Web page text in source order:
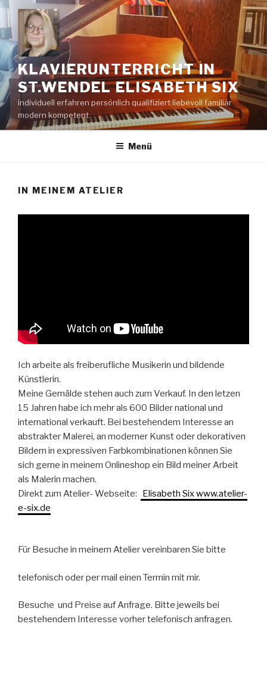
Zum
Inhalt
springen
KLAVIERUNTERRICHT IN
ST.WENDEL ELISABETH SIX
individuell erfahren persönlich qualifiziert liebevoll familiär
modern kompetent
Menü
IN MEINEM ATELIER
Ich arbeite als freiberufliche Musikerin und bildende
Künstlerin.
Meine Gemälde stehen auch zum Verkauf. In den letzen
15 Jahren habe ich mehr als 600 Bilder national und
international verkauft. Bei bestehendem Interesse an
abstrakter Malerei, an moderner Kunst oder dekorativen
Bildern in expressiven Farbkombinationen können Sie
sich gerne in meinem Onlineshop ein Bild meiner Arbeit
als Malerin machen.
Direkt zum Atelier- Webseite:
Elisabeth Six www.atelier-
e-six.de
Für Besuche in meinem Atelier vereinbaren Sie bitte
telefonisch oder per mail einen Termin mit mir.
Besuche und Preise auf Anfrage. Bitte jeweils bei
bestehendem Interesse vorher telefonisch anfragen.